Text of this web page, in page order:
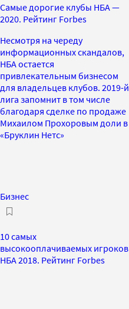
Самые дорогие клубы НБА —
2020. Рейтинг Forbes
Несмотря на череду
информационных скандалов,
НБА остается
привлекательным бизнесом
для владельцев клубов. 2019-й
лига запомнит в том числе
благодаря сделке по продаже
Михаилом Прохоровым доли в
«Бруклин Нетс»
Бизнес
10 самых
высокооплачиваемых игроков
НБА 2018. Рейтинг Forbes